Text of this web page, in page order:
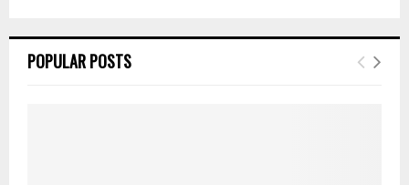
h
E
POPULAR POSTS